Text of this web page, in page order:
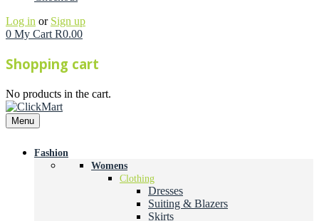
Log in or Sign up
0 My Cart R0.00
Shopping cart
No products in the cart.
Menu
Fashion
Womens
Clothing
Dresses
Suiting & Blazers
Skirts